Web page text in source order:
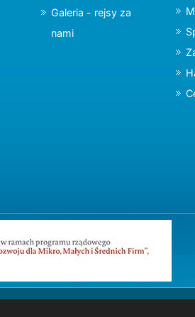
Galeria - rejsy za
nami